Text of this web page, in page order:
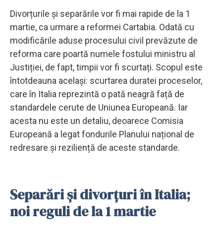
Divorțurile și separările vor fi mai rapide de la 1
martie, ca urmare a reformei Cartabia. Odată cu
modificările aduse procesului civil prevăzute de
reforma care poartă numele fostului ministru al
Justiției, de fapt, timpii vor fi scurtați. Scopul este
întotdeauna același: scurtarea duratei proceselor,
care în Italia reprezintă o pată neagră față de
standardele cerute de Uniunea Europeană. Iar
acesta nu este un detaliu, deoarece Comisia
Europeană a legat fondurile Planului național de
redresare și reziliență de aceste standarde.
Separări și divorțuri în Italia;
noi reguli de la 1 martie